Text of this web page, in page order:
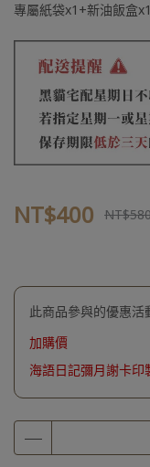
專屬紙袋x1+新油飯盒x1
NT$400
此商品參與的優惠活
加購價
海語日記彌月謝卡